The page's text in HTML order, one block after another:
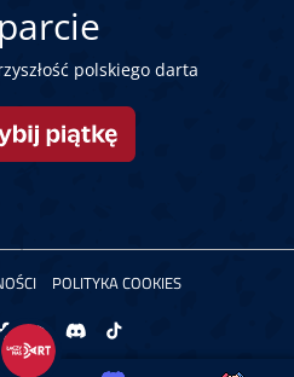
polskiego darta
POLITYKA COOKIES